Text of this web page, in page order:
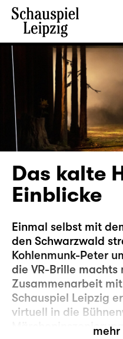
Das kalte
Einblicke
Einmal selbst mit
den Schwarzwald
Kohlenmunk-Peter
die VR-Brille machts
Zusammenarbeit
Schauspiel Leipzig
virtuell in die
mehr